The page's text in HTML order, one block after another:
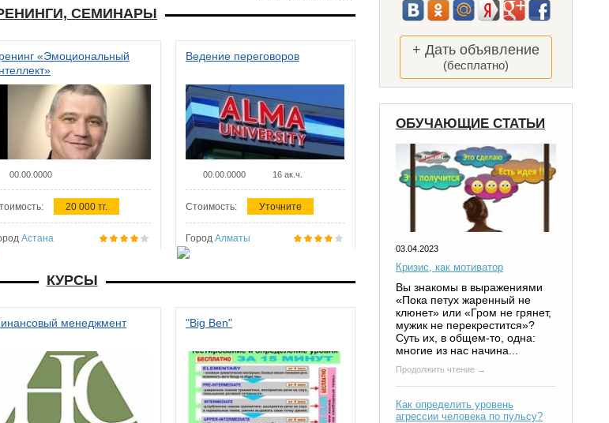
СЕМИНАРЫ
«Эмоциональный
00.00.0000
20 000 тг.
Астана
Ведение переговоров
00.00.0000 16 ак.ч.
Стоимость: Уточните
Город Алматы
КУРСЫ
менеджмент "Big Ben"
+ Дать объявление
(бесплатно)
ОБУЧАЮЩИЕ СТАТЬИ
03.04.2023
Кризис, как мотиватор
Вы знакомы в выражениями
«Пока петух жаренный не
клюнет» или «Гром не грянет,
мужик не перекрестится»?
Суть их, в общем-то, одна:
многие из нас начина...
Продолжить чтение →
Как определить уровень
агрессии человека по пульсу?